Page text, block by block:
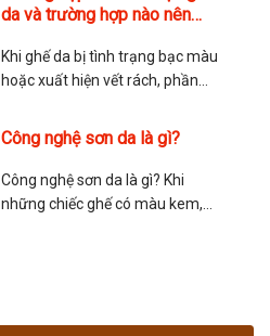
hướng dẫn chi tiết cách phủ
Chúc quý anh chị có trải nghiệm
tuyệt vời với dòng Ceramic
da và trường hợp nào nên
Khi ghế da bị tình trạng bạc màu
hoặc xuất hiện vết rách, phần
việc nên bọc ghế da lại hay sơn
ghế da? Sau đây là chia sẻ của
anh Tuấn Sơn Da về vấn đề này
để giúp mọi người lựa
Công nghệ sơn da là gì?
Công nghệ sơn da là gì? Khi
những chiếc ghế có màu kem,
bên trong mà được sơn phủ bên